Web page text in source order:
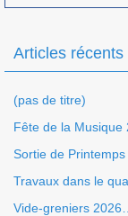
Articles récents
(pas de titre)
Fête de la Musique
Sortie de
Travaux dans le
Vide-greniers